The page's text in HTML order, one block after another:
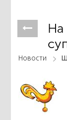
На
Новости